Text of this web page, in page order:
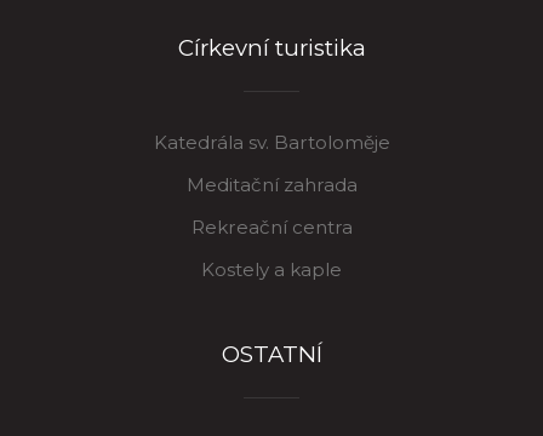
Církevní turistika
Katedrála sv. Bartoloměje
Meditační zahrada
Rekreační centra
Kostely a kaple
OSTATNÍ